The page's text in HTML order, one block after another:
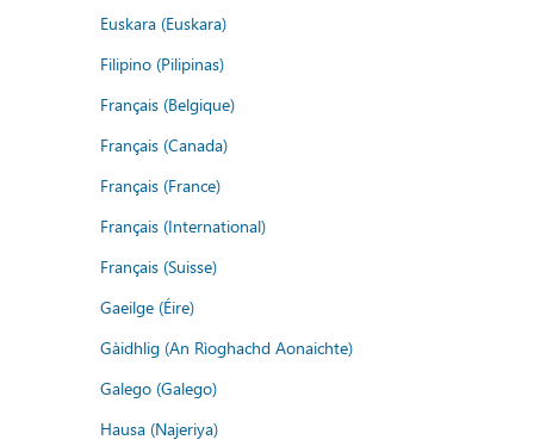
Euskara (Euskara)
Filipino (Pilipinas)
Français (Belgique)
Français (Canada)
Français (France)
Français (International)
Français (Suisse)
Gaeilge (Éire)
Gàidhlig (An Rìoghachd Aonaichte)
Galego (Galego)
Hausa (Najeriya)